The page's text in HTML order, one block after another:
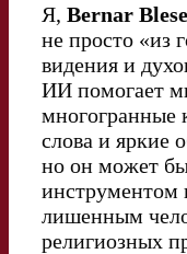
Я, Bernar
не просто «из
видения и
ИИ помогает
многогранные
слова и яркие
но он может
инструментом
лишенным
религиозных